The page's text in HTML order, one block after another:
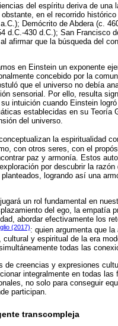
del espíritu deriva de una
en el recorrido
Demócrito de Abdera (c.
d.C.-430 d.C.); San Francisco
afirmar que la búsqueda del
en Einstein un exponente
concebido por la
que el universo no debía
sensorial. Por ello, resulta
intuición cuando Einstein
establecidas en su Teoría
del universo.
la espiritualidad
con otros seres, con el
paz y armonía. Estos
por descubrir la
logrando así una
un rol fundamental en
del ego, la empatía
abordar efectivamente los
(2017): quien argumenta que
y espiritual de la era
todas las
creencias y expresiones
integralmente en todas
no solo para conseguir
participan.
transcompleja